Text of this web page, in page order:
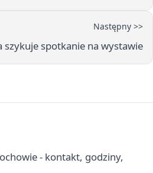
Następny >>
spotkanie na wystawie
- kontakt, godziny,